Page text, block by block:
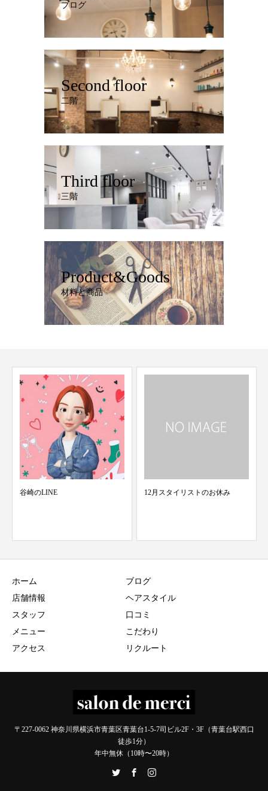
ブログ
Second floor
二階
Third floor
三階
Product&Goods
材料と商品
谷崎のLINE 12月スタイリストのお休み
ホーム
店舗情報
スタッフ
メニュー
アクセス
ブログ
ヘアスタイル
口コミ
こだわり
リクルート
〒227-0062 神奈川県横浜市青葉区青葉台1-5-7司ビル2F・3F（青葉台駅西口
徒歩1分）
年中無休（10時〜20時）